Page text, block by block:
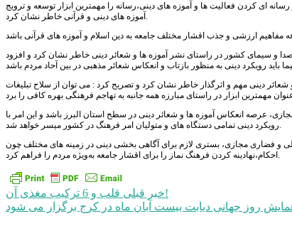
ای کردن فعالیت ها و آموزه های دینی،رسانه را مهمترین ابزار توسعه و ترویج
آموزه های دینی و قرآنی خاطر نشان کرد.
و سیمای کشور در راستای نشر آموزه ها و شعائر دینی خاطر نشان کرد و افزود
شعائر دینی مهم و اثرگذار خاطر نشان کرد و تصریح کرد : می توان از سلاح تبلیغات
عرصه انعکاس آموزه ها و شعائر دینی در سطح استان البرز باشد و این امر با
رویکرد دینی تمامی دستگاه های و متولیان امر فرهنگ در کشور میسر خواهد شد.
و فضاری مجازی، بستری لازم برای آگاهی بخشی دینی در زمینه های مختلف چون
احکام،نهادینه کردن فرهنگ نماز را برای اقشار جامعه به‌ویژه مردم را فراهم کرد.
راهبری
نوشته
خبر قبلیقلب و 6 ترکیب مغذی آن!
روز جهانی دیابت بیست آبان ماه در کرج برگزار می شود